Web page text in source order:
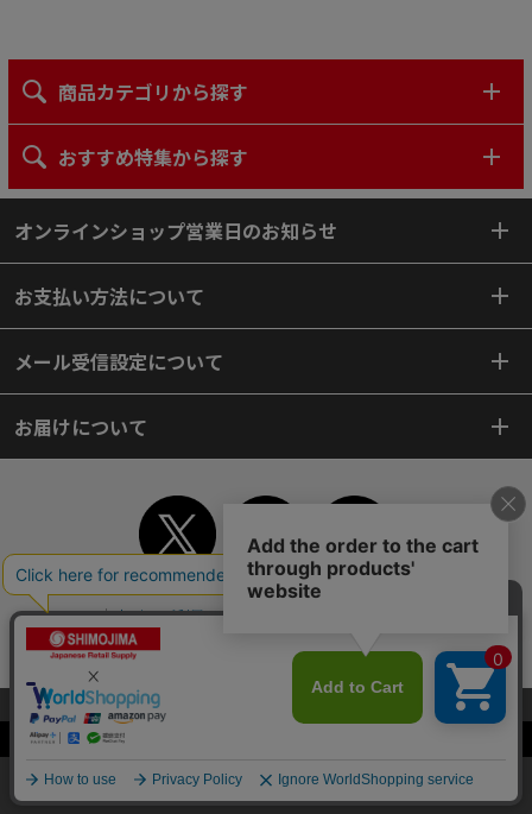
当サイトはクッキー（Cookie）を使用しています。Cookieの使用に同意いた
だける場合は「OK」をクリックしてください。
OK
商品カテゴリから探す
おすすめ特集から探す
オンラインショップ営業日のお知らせ
お支払い方法について
メール受信設定について
お届けについて
TOP 初めてご利用のお客様へ
個人情報保護方針
よくあるご質問
お問い合わせ
ピンポイントサーチ
サイトマップ
WEBカタログ 英語版TOP
Copyright© 2018 SHIMOJIMA Co.,Ltd. All Rights Reserved.